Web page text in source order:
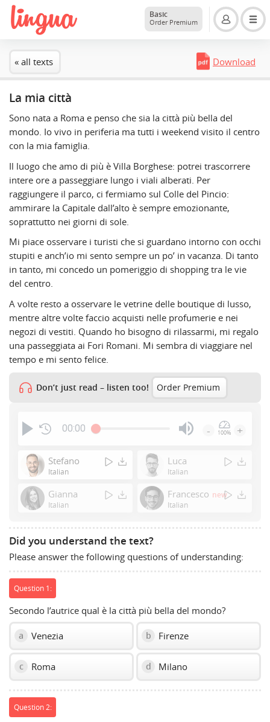
Basic
Order Premium
« all texts Download
La mia città
Sono nata a Roma e penso che sia la città più bella del
mondo. Io vivo in periferia ma tutti i weekend visito il centro
con la mia famiglia.
Il luogo che amo di più è Villa Borghese: potrei trascorrere
intere ore a passeggiare lungo i viali alberati. Per
raggiungere il parco, ci fermiamo sul Colle del Pincio:
ammirare la Capitale dall’alto è sempre emozionante,
soprattutto nei giorni di sole.
Mi piace osservare i turisti che si guardano intorno con occhi
stupiti e anch’io mi sento sempre un po’ in vacanza. Di tanto
in tanto, mi concedo un pomeriggio di shopping tra le vie
del centro.
A volte resto a osservare le vetrine delle boutique di lusso,
mentre altre volte faccio acquisti nelle profumerie e nei
negozi di vestiti. Quando ho bisogno di rilassarmi, mi regalo
una passeggiata ai Fori Romani. Mi sembra di viaggiare nel
tempo e mi sento felice.
Don’t just read – listen too! Order Premium
00:00
or
to
show
- 100% +
Stefano
Italian
Luca
Italian
Gianna
Italian
Francesco new
Italian
Did you understand the text?
Please answer the following questions of understanding:
Question 1:
Secondo l’autrice qual è la città più bella del mondo?
a Venezia b Firenze
c Roma d Milano
Question 2: